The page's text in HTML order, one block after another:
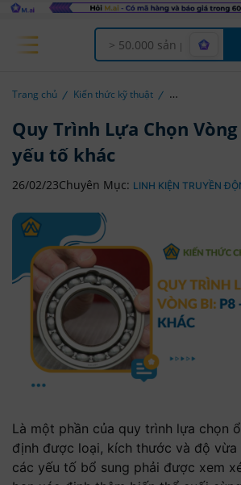
Offcanvas Menu Open
Trang chủ Kiến thức kỹ thuật
Quy Trình Lựa Chọn Vòng
yếu tố khác
26/02/23Chuyên Mục: LINH KIỆN TRUYỀN
Là một phần của quy trình lựa chọn
định được loại, kích thước và độ vừa
các yếu tố bổ sung phải được xem